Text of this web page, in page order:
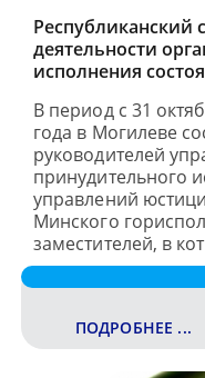
Республиканский
деятельности
исполнения
В период с 31
года в Могилеве
руководителей
принудительного
управлений
Минского
заместителей, в
ПОДРОБНЕЕ ...